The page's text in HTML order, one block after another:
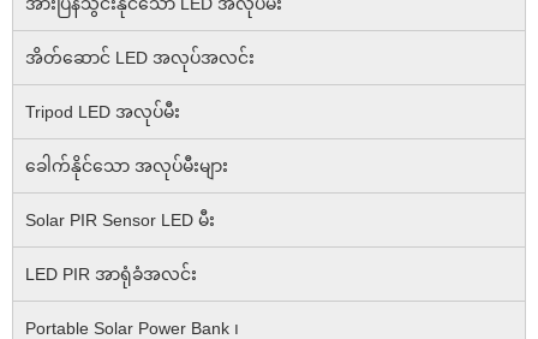
အိတ်ဆောင် LED အလုပ်အလင်း
Tripod LED အလုပ်မီး
ခေါက်နိုင်သော အလုပ်မီးများ
Solar PIR Sensor LED မီး
LED PIR အာရုံခံအလင်း
Portable Solar Power Bank ၊